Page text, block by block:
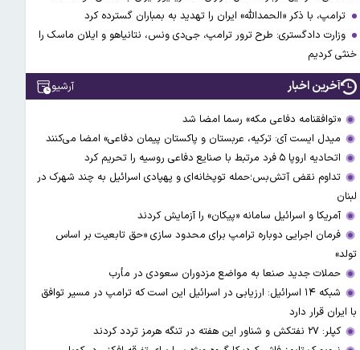
ترامپ، با ذکر «الحمدالله» ایران را تهدید به بمباران گسترده کرد
وزارت دادگستری: طرح ترور ترامپ، جی‌دی ونس، نتانیاهو و ایلان ماسک را
خنثی کردیم
آخرین اخبار آرشیو
«توافقنامه دفاعی مکه» رسما امضا شد
میدل ایست آی: ترکیه، عربستان و پاکستان پیمان دفاعی» امضا می‌کنند
اتحادیه اروپا ۵ فرد مرتبط با صنایع دفاعی روسیه را تحریم کرد
تداوم نقض آتش‌بس؛حمله توپخانه‌ای و پهپادی اسرائیل به چند شهرک در
لبنان
آمریکا و اسرائیل سامانه «پیکان» را آزمایش کردند
فرمان اجرایی دوباره ترامپ برای محدود سازی «حق تابعیت بر اساس
تولد»
حملات جدید صنعا به مواضع مزدوران سعودی در مأرب
شبکه ۱۴ اسرائیل: ارزیابی در اسرائیل این است که ترامپ در مسیر توافق
با ایران قرار دارد
کپلر: ۲۷ نفتکش و شناور این هفته در تنگه هرمز تردد کردند